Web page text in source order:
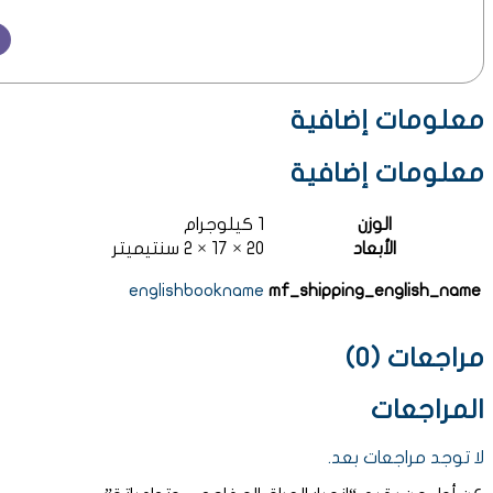
معلومات إضافية
معلومات إضافية
الوزن
1 كيلوجرام
الأبعاد
20 × 17 × 2 سنتيميتر
mf_shipping_english_name
englishbookname
مراجعات (0)
المراجعات
لا توجد مراجعات بعد.